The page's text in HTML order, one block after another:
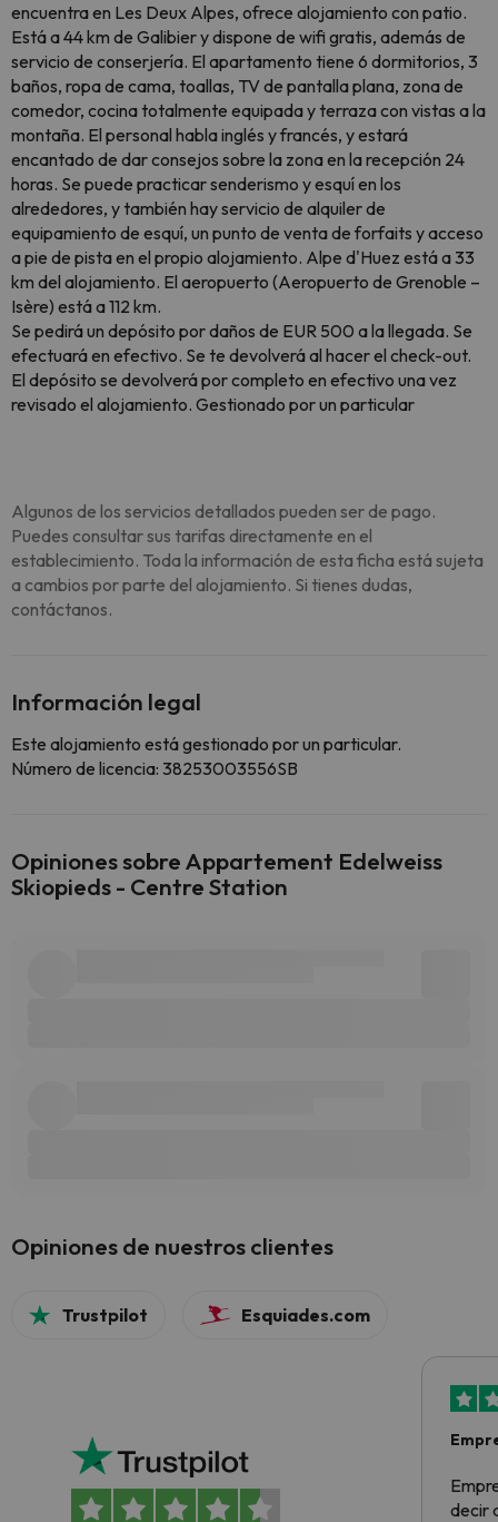
encuentra en Les Deux Alpes, ofrece alojamiento con patio.
Está a 44 km de Galibier y dispone de wifi gratis, además de
servicio de conserjería. El apartamento tiene 6 dormitorios, 3
baños, ropa de cama, toallas, TV de pantalla plana, zona de
comedor, cocina totalmente equipada y terraza con vistas a la
montaña. El personal habla inglés y francés, y estará
encantado de dar consejos sobre la zona en la recepción 24
horas. Se puede practicar senderismo y esquí en los
alrededores, y también hay servicio de alquiler de
equipamiento de esquí, un punto de venta de forfaits y acceso
a pie de pista en el propio alojamiento. Alpe d'Huez está a 33
km del alojamiento. El aeropuerto (Aeropuerto de Grenoble –
Isère) está a 112 km.
Se pedirá un depósito por daños de EUR 500 a la llegada. Se
efectuará en efectivo. Se te devolverá al hacer el check-out.
El depósito se devolverá por completo en efectivo una vez
revisado el alojamiento. Gestionado por un particular
Algunos de los servicios detallados pueden ser de pago.
Puedes consultar sus tarifas directamente en el
establecimiento. Toda la información de esta ficha está sujeta
a cambios por parte del alojamiento. Si tienes dudas,
contáctanos.
Información legal
Este alojamiento está gestionado por un particular.
Número de licencia: 38253003556SB
Opiniones sobre Appartement Edelweiss
Skiopieds - Centre Station
Opiniones de nuestros clientes
Trustpilot Esquiades.com
decir